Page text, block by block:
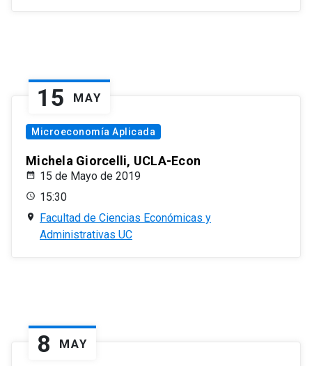
15 MAY
Microeconomía Aplicada
Michela Giorcelli, UCLA-Econ
15 de Mayo de 2019
15:30
Facultad de Ciencias Económicas y
Administrativas UC
8 MAY